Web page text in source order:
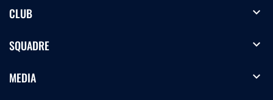
CLUB expand_more
SQUADRE expand_more
MEDIA expand_more